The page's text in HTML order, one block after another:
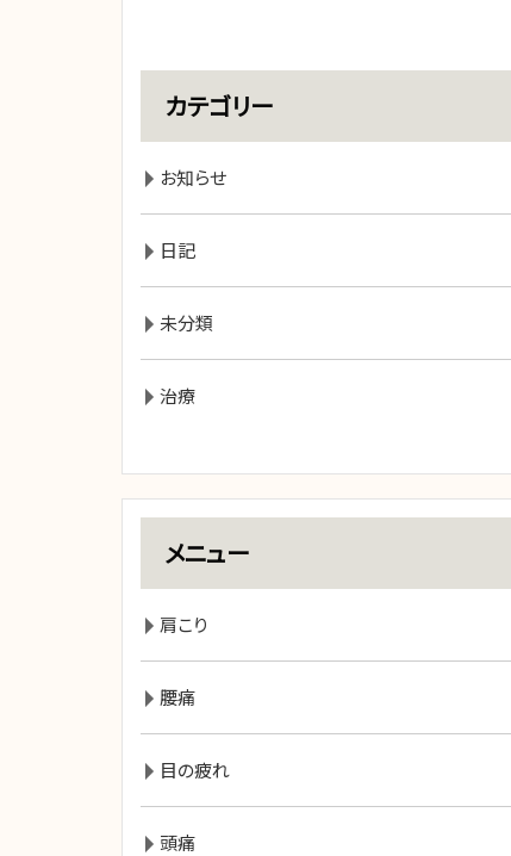
カテゴリー
お知らせ
日記
未分類
治療
メニュー
肩こり
腰痛
目の疲れ
頭痛